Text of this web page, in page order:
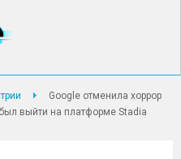
Google отменила хоррор
выйти на платформе Stadia